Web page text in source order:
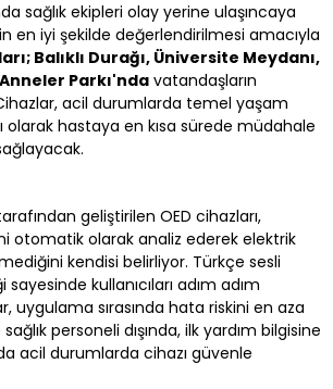
sağlık ekipleri olay yerine ulaşıncaya
en iyi şekilde değerlendirilmesi amacıyla
Balıklı Durağı, Üniversite Meydanı,
Parkı'nda vatandaşların
Cihazlar, acil durumlarda temel yaşam
olarak hastaya en kısa sürede müdahale
geliştirilen OED cihazları,
otomatik olarak analiz ederek elektrik
kendisi belirliyor. Türkçe sesli
kullanıcıları adım adım
uygulama sırasında hata riskini en aza
personeli dışında, ilk yardım bilgisine
acil durumlarda cihazı güvenle